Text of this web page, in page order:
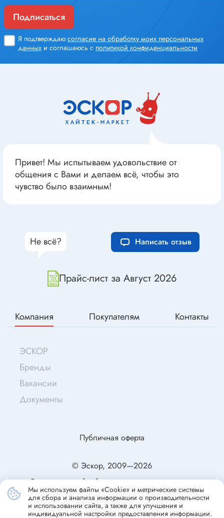
Подписаться
Я подтверждаю согласие на обработку моих персональных
данных и соглашаюсь с политикой конфиденциальности
Привет! Мы испытываем удовольствие от
общения с Вами и делаем всё, чтобы это
чувство было взаимным!
Прайс-лист за Август 2026
Не всё? Написать отзыв
Компания Покупателям Контакты
ЭСКОР
Бренды
Вакансии
Документы
© Эскор, 2009—2026
Согласие на обработку персональных данных
Политика конфиденциальности
Публичная оферта
Мы используем файлы «Cookie» и метрические системы
для сбора и анализа информации о производительности
и использовании сайта, а также для улучшения и
индивидуальной настройки предоставления информации.